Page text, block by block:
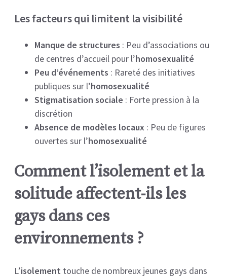
Les facteurs qui limitent la visibilité
Manque de structures : Peu d’associations ou
de centres d’accueil pour l’homosexualité
Peu d’événements : Rareté des initiatives
publiques sur l’homosexualité
Stigmatisation sociale : Forte pression à la
discrétion
Absence de modèles locaux : Peu de figures
ouvertes sur l’homosexualité
Comment l’isolement et la
solitude affectent-ils les
gays dans ces
environnements ?
L’isolement touche de nombreux jeunes gays dans